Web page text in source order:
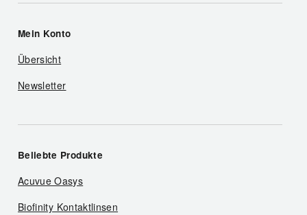
Mein Konto
Übersicht
Newsletter
Beliebte Produkte
Acuvue Oasys
Biofinity Kontaktlinsen